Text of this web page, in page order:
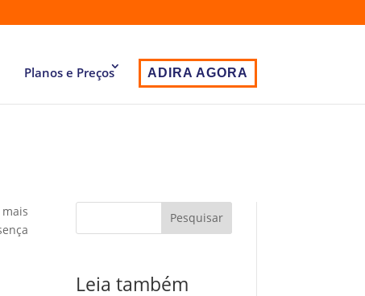
Planos e Preços ADIRA AGORA
Pesquisar
Leia também